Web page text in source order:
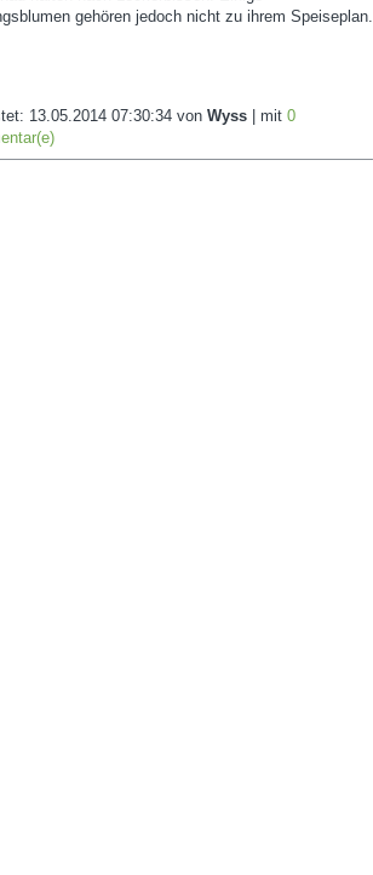
gehören jedoch nicht zu ihrem Speiseplan.
13.05.2014 07:30:34 von Wyss | mit 0